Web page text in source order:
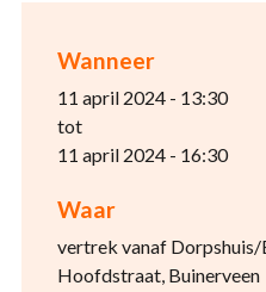
Wanneer
11 april 2024 - 13:30
tot
11 april 2024 - 16:30
Waar
vertrek vanaf Dorpshuis/
Hoofdstraat, Buinerveen